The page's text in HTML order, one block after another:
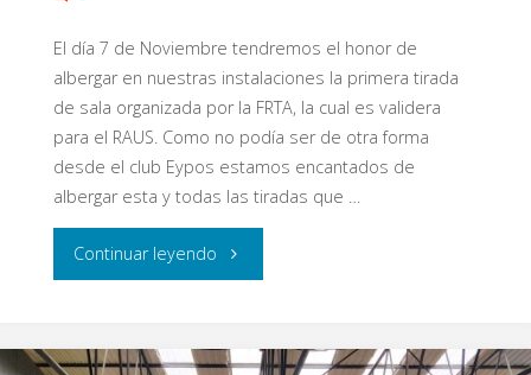
El día 7 de Noviembre tendremos el honor de
albergar en nuestras instalaciones la primera tirada
de sala organizada por la FRTA, la cual es validera
para el RAUS. Como no podía ser de otra forma
desde el club Eypos estamos encantados de
albergar esta y todas las tiradas que …
Continuar leyendo "Hito
en